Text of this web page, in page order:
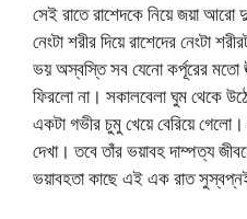
সেই রাতে রাশেদকে নিয়ে জয়া
নেংটা শরীর দিয়ে রাশেদের নেংটা
ভয় অস্বস্তি সব যেনো কর্পূরের মতো
ফিরলো না। সকালবেলা ঘুম থেকে
একটা গভীর চুমু খেয়ে বেরিয়ে
দেখা। তবে তাঁর ভয়াবহ দাম্পত্য
ভয়াবহতা কাছে এই এক রাত